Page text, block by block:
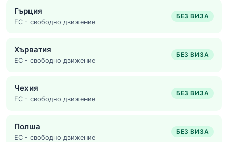
Гърция
ЕС - свободно движение
БЕЗ ВИЗА
Хърватия
ЕС - свободно движение
БЕЗ ВИЗА
Чехия
ЕС - свободно движение
БЕЗ ВИЗА
Полша
ЕС - свободно движение
БЕЗ ВИЗА